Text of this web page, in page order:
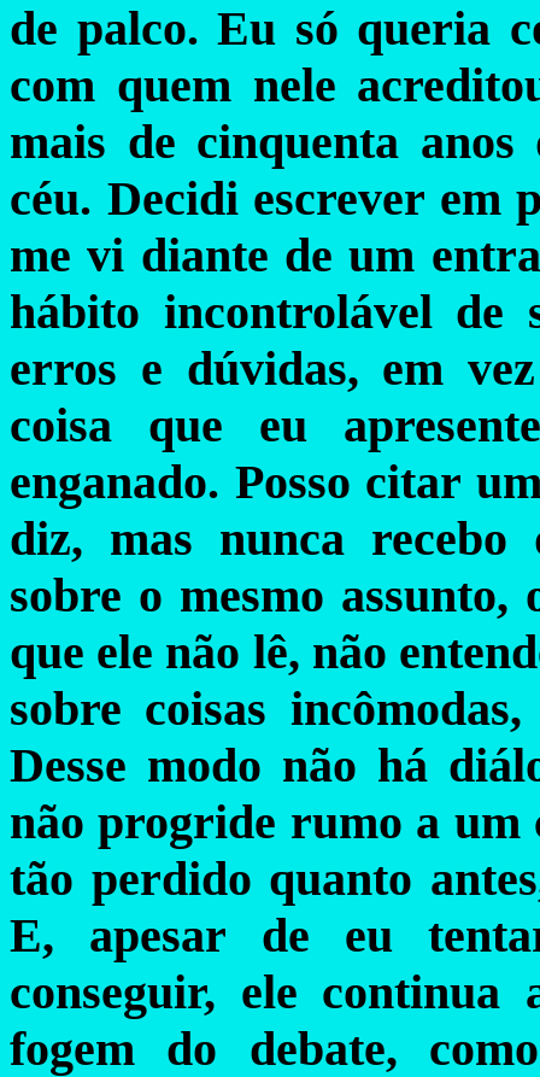
de palco. Eu só queria
com quem nele
mais de cinquenta anos
céu. Decidi escrever em
me vi diante de um
hábito incontrolável de
erros e dúvidas, em
coisa que eu
enganado. Posso citar
diz, mas nunca
sobre o mesmo assunto,
que ele não lê, não
sobre coisas
Desse modo não há
não progride rumo a um
tão perdido quanto
E, apesar de eu
conseguir, ele continua
fogem do debate,